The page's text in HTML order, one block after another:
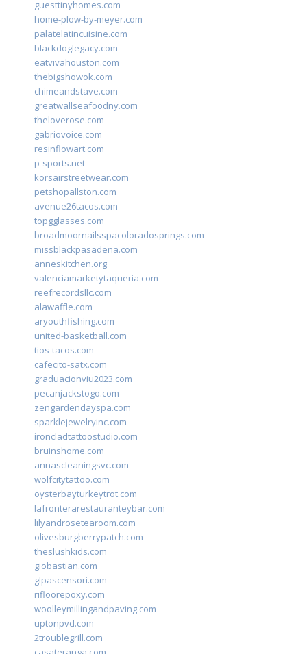
guesttinyhomes.com
home-plow-by-meyer.com
palatelatincuisine.com
blackdoglegacy.com
eatvivahouston.com
thebigshowok.com
chimeandstave.com
greatwallseafoodny.com
theloverose.com
gabriovoice.com
resinflowart.com
p-sports.net
korsairstreetwear.com
petshopallston.com
avenue26tacos.com
topgglasses.com
broadmoornailsspacoloradosprings.com
missblackpasadena.com
anneskitchen.org
valenciamarketytaqueria.com
reefrecordsllc.com
alawaffle.com
aryouthfishing.com
united-basketball.com
tios-tacos.com
cafecito-satx.com
graduacionviu2023.com
pecanjackstogo.com
zengardendayspa.com
sparklejewelryinc.com
ironcladtattoostudio.com
bruinshome.com
annascleaningsvc.com
wolfcitytattoo.com
oysterbayturkeytrot.com
lafronterarestauranteybar.com
lilyandrosetearoom.com
olivesburgberrypatch.com
theslushkids.com
giobastian.com
glpascensori.com
rifloorepoxy.com
woolleymillingandpaving.com
uptonpvd.com
2troublegrill.com